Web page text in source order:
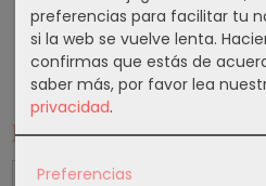
Marcas
preferencias para facilitar tu
si la web se vuelve lenta.
confirmas que estás de
saber más, por favor lea
privacidad.
Preferencias